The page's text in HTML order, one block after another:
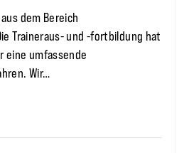
dem Bereich
Traineraus- und -fortbildung hat
eine umfassende
Wir…